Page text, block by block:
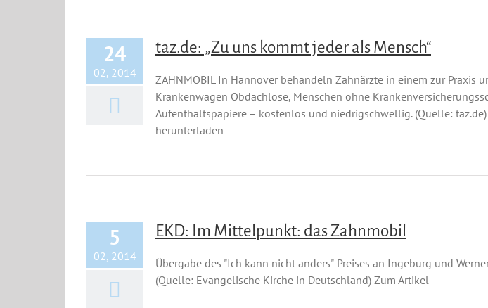
24
02, 2014
taz.de: „Zu uns kommt jeder als Mensch“
ZAHNMOBIL In Hannover behandeln Zahnärzte in einem zur Praxis
Krankenwagen Obdachlose, Menschen ohne
Aufenthaltspapiere – kostenlos und niedrigschwellig. (Quelle: taz.de)
herunterladen
5
02, 2014
EKD: Im Mittelpunkt: das Zahnmobil
Übergabe des "Ich kann nicht anders"-Preises an Ingeburg und
(Quelle: Evangelische Kirche in Deutschland) Zum Artikel